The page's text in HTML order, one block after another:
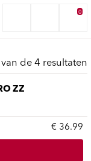
0
de 4 resultaten
ZZ
€ 36.99